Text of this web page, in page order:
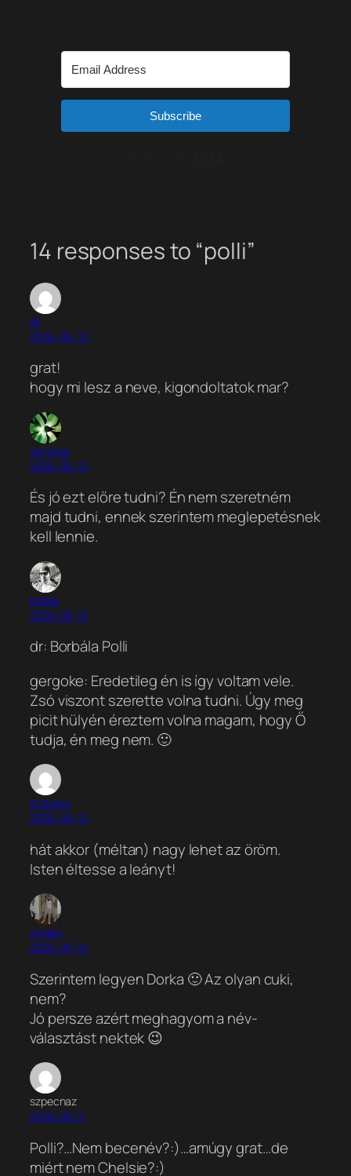
Subscribe
14 responses to “polli”
dr
2006-06-10
grat!
hogy mi lesz a neve, kigondoltatok mar?
gergoke
2006-06-10
És jó ezt előre tudni? Én nem szeretném
majd tudni, ennek szerintem meglepetésnek
kell lennie.
kobak
2006-06-10
dr: Borbála Polli
gergoke: Eredetileg én is így voltam vele.
Zsó viszont szerette volna tudni. Úgy meg
picit hülyén éreztem volna magam, hogy Ő
tudja, én meg nem. 🙂
erdojaro
2006-06-10
hát akkor (méltan) nagy lehet az öröm.
Isten éltesse a leányt!
oxigen
2006-06-10
Szerintem legyen Dorka 🙂 Az olyan cuki,
nem?
Jó persze azért meghagyom a név-
választást nektek 😉
szpecnaz
2006-06-11
Polli?…Nem becenév?:)…amúgy grat…de
miért nem Chelsie?:)